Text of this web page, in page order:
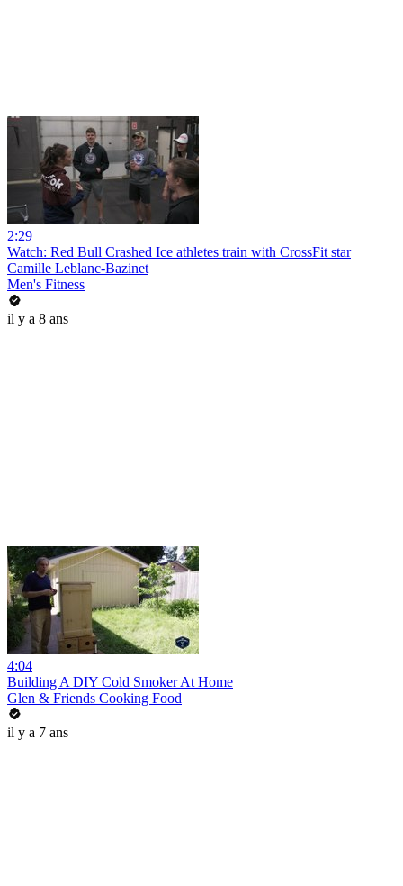
2:29
Watch: Red Bull Crashed Ice athletes train with CrossFit star
Camille Leblanc-Bazinet
Men's Fitness
il y a 8 ans
4:04
Building A DIY Cold Smoker At Home
Glen & Friends Cooking Food
il y a 7 ans